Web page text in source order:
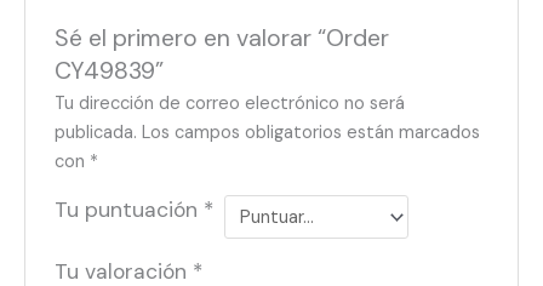
Sé el primero en valorar “Order
CY49839”
Tu dirección de correo electrónico no será
publicada. Los campos obligatorios están marcados
con *
Tu puntuación *
Tu valoración *